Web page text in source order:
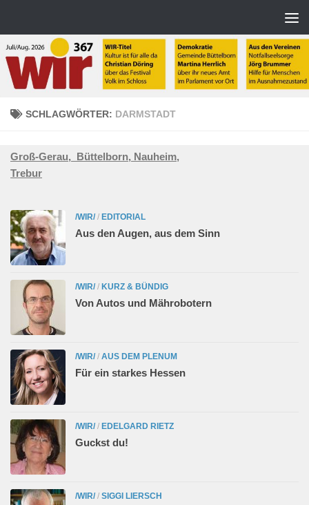
SCHLAGWÖRTER: DARMSTADT
Groß-Gerau, Büttelborn, Nauheim,
Trebur
/WIR/ / EDITORIAL
Aus den Augen, aus dem Sinn
/WIR/ / KURZ & BÜNDIG
Von Autos und Mährobotern
/WIR/ / AUS DEM PLENUM
Für ein starkes Hessen
/WIR/ / EDELGARD RIETZ
Guckst du!
/WIR/ / SIGGI LIERSCH